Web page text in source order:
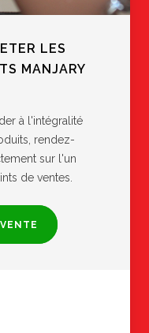
LES
MANJARY
à l'intégralité
rendez-
sur l'un
de ventes.